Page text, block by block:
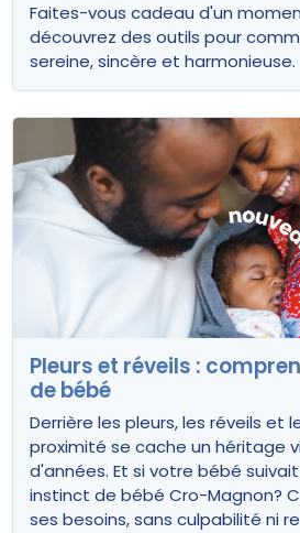
Faites-vous cadeau d'un
découvrez des outils pour
sereine, sincère et harmonieuse.
Pleurs et réveils :
de bébé
Derrière les pleurs, les réveils et
proximité se cache un héritage
d'années. Et si votre bébé
instinct de bébé Cro-Magnon?
ses besoins, sans culpabilité ni